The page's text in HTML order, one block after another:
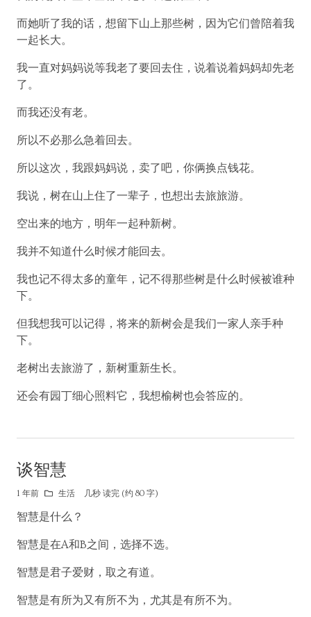
而她听了我的话，想留下山上那些树，因为它们曾陪着我
一起长大。
我一直对妈妈说等我老了要回去住，说着说着妈妈却先老
了。
而我还没有老。
所以不必那么急着回去。
所以这次，我跟妈妈说，卖了吧，你俩换点钱花。
我说，树在山上住了一辈子，也想出去旅旅游。
空出来的地方，明年一起种新树。
我并不知道什么时候才能回去。
我也记不得太多的童年，记不得那些树是什么时候被谁种
下。
但我想我可以记得，将来的新树会是我们一家人亲手种
下。
老树出去旅游了，新树重新生长。
还会有园丁细心照料它，我想榆树也会答应的。
谈智慧
1 年前 生活 几秒 读完 (约 80 字)
智慧是什么？
智慧是在A和B之间，选择不选。
智慧是君子爱财，取之有道。
智慧是有所为又有所不为，尤其是有所不为。